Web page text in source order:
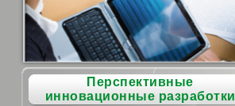
Перспективные
инновационные разработки